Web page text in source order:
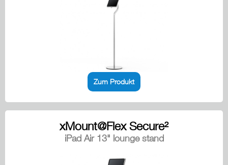
Zum Produkt
xMount@Flex Secure²
iPad Air 13" lounge stand